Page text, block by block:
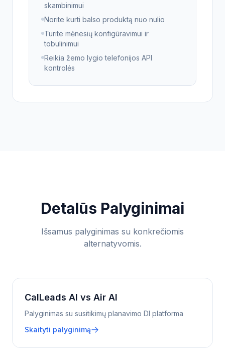
skambinimui
Norite kurti balso produktą nuo nulio
Turite mėnesių konfigūravimui ir
tobulinimui
Reikia žemo lygio telefonijos API
kontrolės
Detalūs Palyginimai
Išsamus palyginimas su konkrečiomis
alternatyvomis.
CalLeads AI vs Air AI
Palyginimas su susitikimų planavimo DI platforma
Skaityti palyginimą